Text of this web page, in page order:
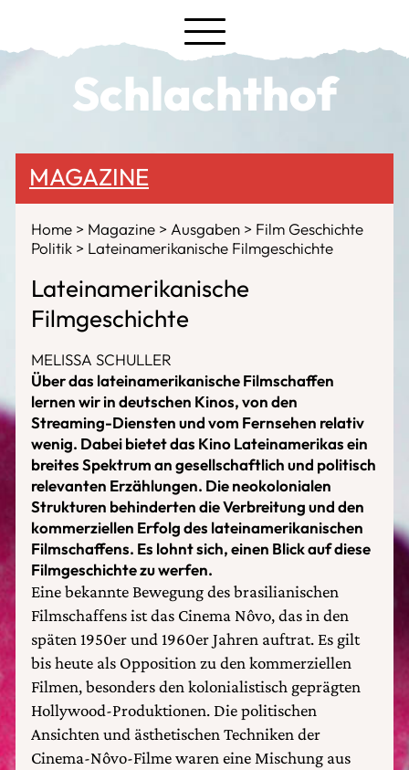
Schlachthof
MAGAZINE
Home Magazine Ausgaben
Film Geschichte
Politik
Lateinamerikanische Filmgeschichte
Lateinamerikanische
Filmgeschichte
MELISSA SCHULLER
Über das lateinamerikanische Filmschaffen
lernen wir in deutschen Kinos, von den
Streaming-Diensten und vom Fernsehen relativ
wenig. Dabei bietet das Kino Lateinamerikas ein
breites Spektrum an gesellschaftlich und politisch
relevanten Erzählungen. Die neokolonialen
Strukturen behinderten die Verbreitung und den
kommerziellen Erfolg des lateinamerikanischen
Filmschaffens. Es lohnt sich, einen Blick auf diese
Filmgeschichte zu werfen.
Eine bekannte Bewegung des brasilianischen
Filmschaffens ist das Cinema Nôvo, das in den
späten 1950er und 1960er Jahren auftrat. Es gilt
bis heute als Opposition zu den kommerziellen
Filmen, besonders den kolonialistisch geprägten
Hollywood-Produktionen. Die politischen
Ansichten und ästhetischen Techniken der
Cinema-Nôvo-Filme waren eine Mischung aus